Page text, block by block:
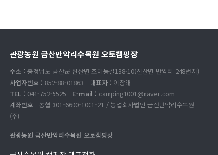
관광농원 금산만악리수목원 오토캠핑장
주소 : 충청남도 금산군 진산면 초미동길138-10(진산면 만악리 248번지)
사업자번호 : 852-88-01863 대표자 : 이창래
TEL : 041-752-5525 E-mail : camping1001@naver.com
계좌번호 : 농협 301-6600-1001-21 / 농업회사법인 금산만악리수목원
(주)
관광농원 금산만악리수목원 오토캠핑장